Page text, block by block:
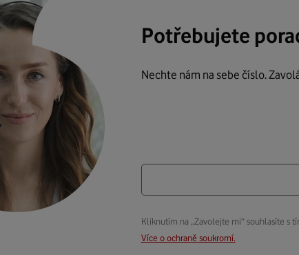
Potřebujete
Nechte nám na sebe číslo.
Kliknutím na „Zavolejte mi“ souhlasíte s
Více o ochraně soukromí.